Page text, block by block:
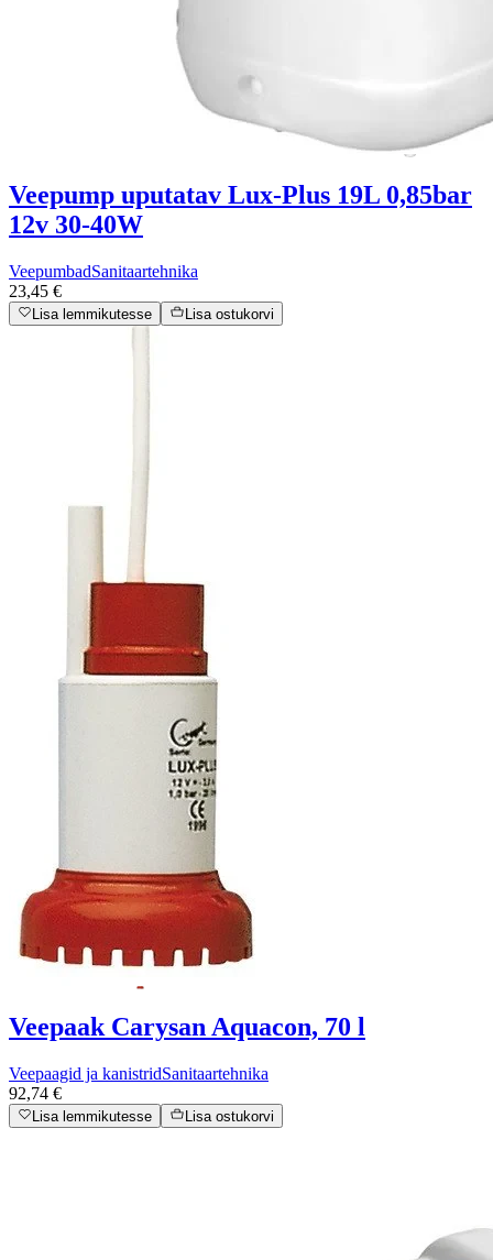
Veepump uputatav Lux-Plus 19L 0,85bar
12v 30-40W
VeepumbadSanitaartehnika
23,45 €
Lisa lemmikutesse Lisa ostukorvi
Veepaak Carysan Aquacon, 70 l
Veepaagid ja kanistridSanitaartehnika
92,74 €
Lisa lemmikutesse Lisa ostukorvi